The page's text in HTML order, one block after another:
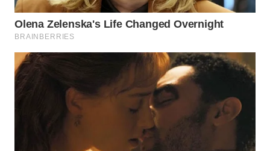
WN
BORNEO
Wahana
Media
Group